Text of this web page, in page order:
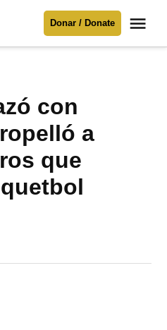
necesitamos
Donar / Donate
con
a
que